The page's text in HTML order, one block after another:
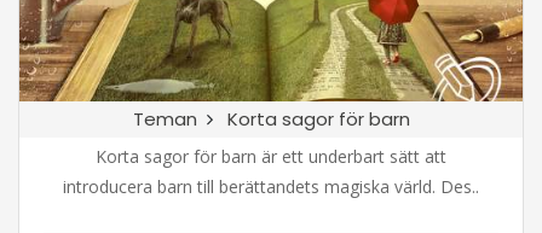
Teman Korta sagor för barn
Korta sagor för barn är ett underbart sätt att
introducera barn till berättandets magiska värld. Des..